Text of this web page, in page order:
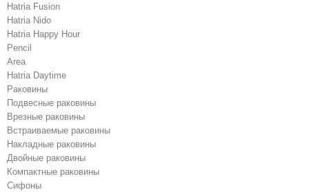
Hatria Fusion
Hatria Nido
Hatria Happy Hour
Pencil
Area
Hatria Daytime
Раковины
Подвесные раковины
Врезные раковины
Встраиваемые раковины
Накладные раковины
Двойные раковины
Компактные раковины
Сифоны